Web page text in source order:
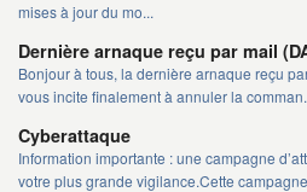
mises à jour du mo...
Dernière arnaque reçu par mail
Bonjour à tous, la dernière arnaque reçu
vous incite finalement à annuler la
Cyberattaque
Information importante : une campagne
votre plus grande vigilance.Cette